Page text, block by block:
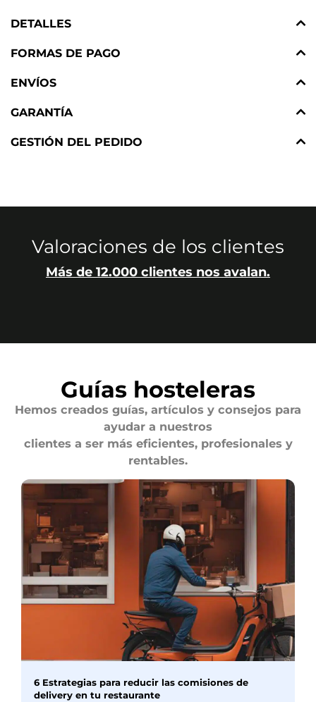
DETALLES
FORMAS DE PAGO
ENVÍOS
GARANTÍA
GESTIÓN DEL PEDIDO
Valoraciones de los clientes
Más de 12.000 clientes nos avalan.
Guías hosteleras
Hemos creados guías, artículos y consejos para
ayudar a nuestros
clientes a ser más eficientes, profesionales y
rentables.
6 Estrategias para reducir las comisiones de
delivery en tu restaurante